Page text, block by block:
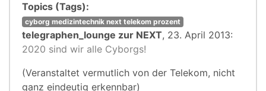
Topics (Tags):
cyborg medizintechnik next telekom prozent
telegraphen_lounge zur NEXT, 23. April 2013:
2020 sind wir alle Cyborgs!
(Veranstaltet vermutlich von der Telekom, nicht
ganz eindeutig erkennbar)